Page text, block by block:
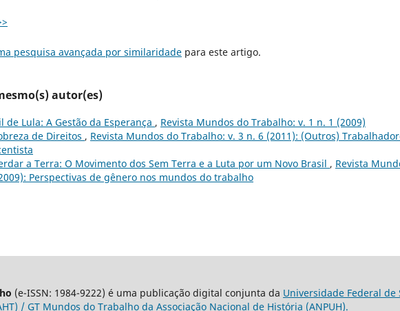
pesquisa avançada por similaridade para este artigo.
autor(es)
de Lula: A Gestão da Esperança , Revista Mundos do Trabalho: v. 1 n. 1 (2009)
de Direitos , Revista Mundos do Trabalho: v. 3 n. 6 (2011): (Outros)
a Terra: O Movimento dos Sem Terra e a Luta por um Novo Brasil , Revista
Perspectivas de gênero nos mundos do trabalho
(e-ISSN: 1984-9222) é uma publicação digital conjunta da Universidade Federal de
/ GT Mundos do Trabalho da Associação Nacional de História (ANPUH).